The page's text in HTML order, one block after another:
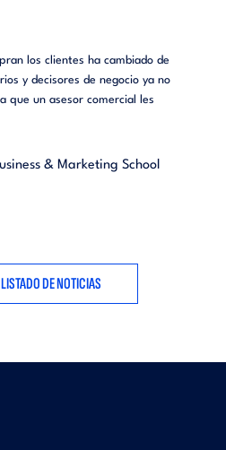
los clientes ha cambiado de
y decisores de negocio ya no
que un asesor comercial les
& Marketing School
DE NOTICIAS